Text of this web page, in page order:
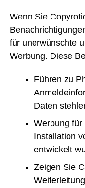
Wenn Sie
für unerwünschte
Werbung. Diese
Führen zu
Daten
Werbung für
Installation
entwickelt
Zeigen Sie